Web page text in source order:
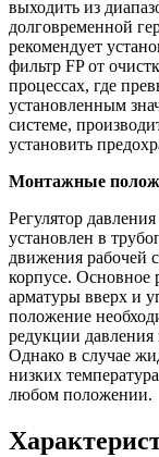
выходить из
долговременной
рекомендует
фильтр FP от
процессах, где
установленным
системе,
установить
Монтажные
Регулятор
установлен в
движения рабочей
корпусе. Основное
арматуры вверх и
положение
редукции давления
Однако в случае
низких
любом положении.